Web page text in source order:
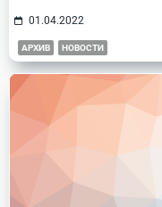
01.04.2022
АРХИВ НОВОСТИ